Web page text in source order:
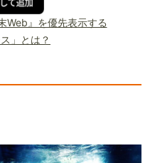
Web』を優先表示する
」とは？